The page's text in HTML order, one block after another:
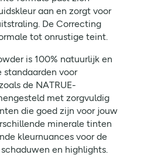
aan en zorgt voor
De Correcting
tot onrustige teint.
is 100% natuurlijk en
standaarden voor
de NATRUE-
met zorgvuldig
die goed zijn voor jouw
minerale tinten
kleurnuances voor de
en highlights.